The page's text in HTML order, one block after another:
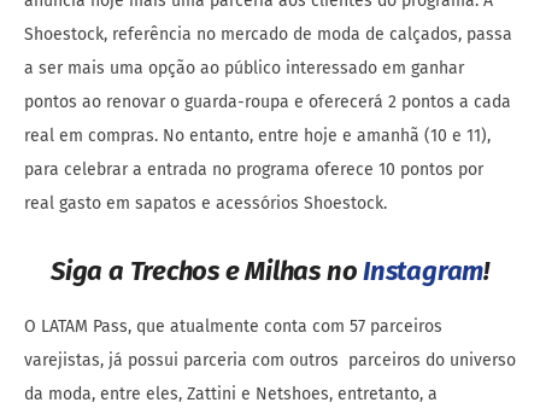
Shoestock, referência no mercado de moda de calçados, passa
a ser mais uma opção ao público interessado em ganhar
pontos ao renovar o guarda-roupa e oferecerá 2 pontos a cada
real em compras. No entanto, entre hoje e amanhã (10 e 11),
para celebrar a entrada no programa oferece 10 pontos por
real gasto em sapatos e acessórios Shoestock.
Siga a Trechos e Milhas noInstagram!
O LATAM Pass, que atualmente conta com 57 parceiros
varejistas, já possui parceria com outros parceiros do universo
da moda, entre eles, Zattini e Netshoes, entretanto, a